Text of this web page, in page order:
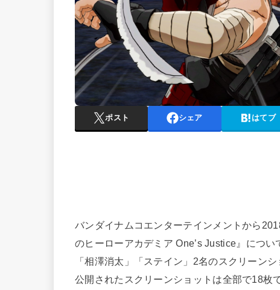
ポスト シェア はてブ
バンダイナムコエンターテインメントから
のヒーローアカデミア One’s Justice』につ
「相澤消太」「ステイン」2名のスクリーン
公開されたスクリーンショットは全部で18枚で